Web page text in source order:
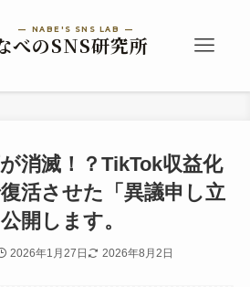
が消滅！？TikTok収益化
活させた「異議申し立
開します。
2026年1月27日 2026年8月2日